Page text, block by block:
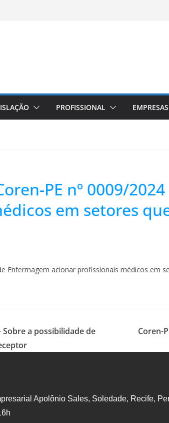
PROFISSIONAL EMPRESAS
PE nº 0009/
em setores
Enfermagem acionar profissionais médicos em
Sobre a possibilidade de
Coren-
Apolônio Sales, Soledade, Recife,